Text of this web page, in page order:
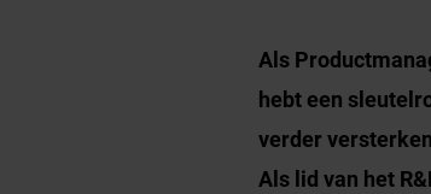
Als
hebt een
verder
Als lid van het